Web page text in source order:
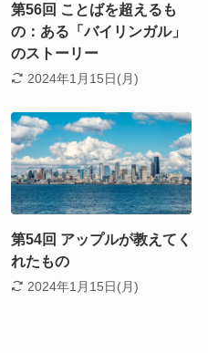
第56回 ことばを超えるも
の：ある「バイリンガル」
のストーリー
2024年1月15日(月)
第54回 アップルが教えてく
れたもの
2024年1月15日(月)